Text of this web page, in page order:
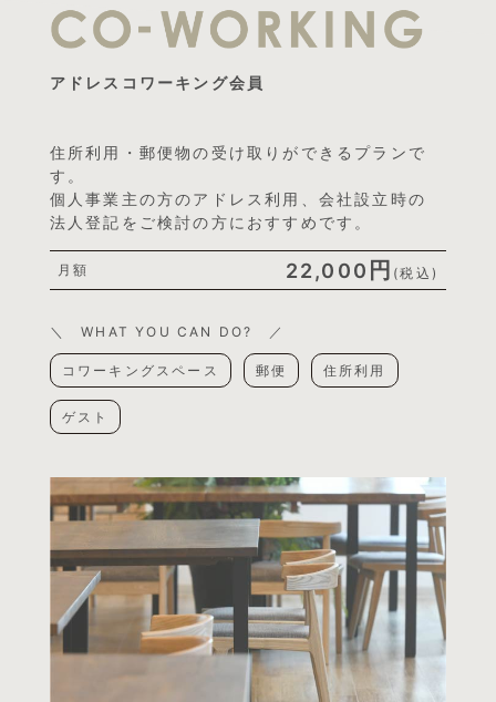
アドレスコワーキング会員
住所利用・郵便物の受け取りができるプランで
す。
個人事業主の方のアドレス利用、会社設立時の
法人登記をご検討の方におすすめです。
月額 22,000 円 (税込)
＼ WHAT YOU CAN DO? ／
コワーキングスペース 郵便 住所利用
ゲスト